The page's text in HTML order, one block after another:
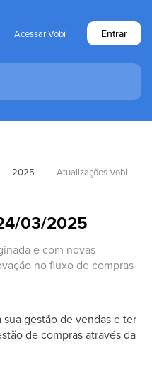
Acessar Vobi Entrar
2025
Atualizações Vobi -
03/2025
e com novas
no fluxo de compras
gestão de vendas e ter
de compras através da